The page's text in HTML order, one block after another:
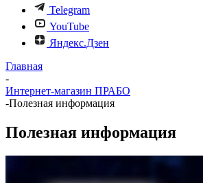
Telegram
YouTube
Яндекс.Дзен
Главная
-
Интернет-магазин ПРАБО
-Полезная информация
Полезная информация